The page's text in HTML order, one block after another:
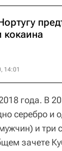
кокаина
14:01
года. В
серебро и
и три
зачете